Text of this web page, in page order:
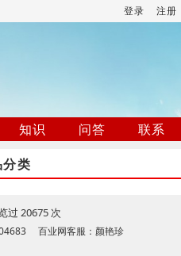
登录 注册
知识 问答
联系
类
过 20675 次
百业网客服：颜艳珍